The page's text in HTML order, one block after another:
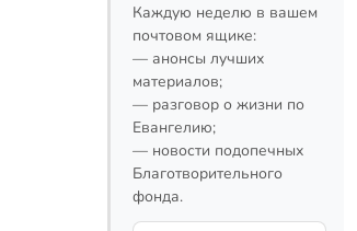
Каждую неделю в вашем
почтовом ящике:
— анонсы лучших
материалов;
— разговор о жизни по
Евангелию;
— новости подопечных
Благотворительного
фонда.